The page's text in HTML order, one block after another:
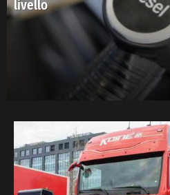
livello